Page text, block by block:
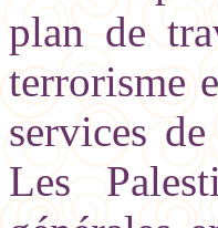
plan de
terrorisme
services
Les